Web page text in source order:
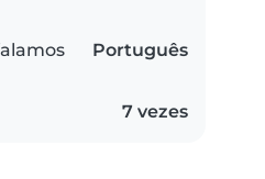
Português
7 vezes